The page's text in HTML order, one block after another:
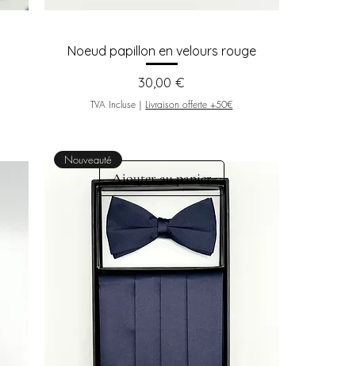
Noeud papillon en velours rouge
Prix
30,00 €
TVA Incluse | Livraison offerte +50€
Ajouter au panier
Nouveauté